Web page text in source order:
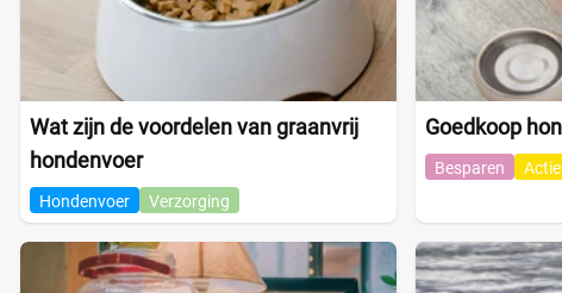
Wat zijn de voordelen van graanvrij
hondenvoer
Hondenvoer Verzorging
Goedkoop
Besparen Actie